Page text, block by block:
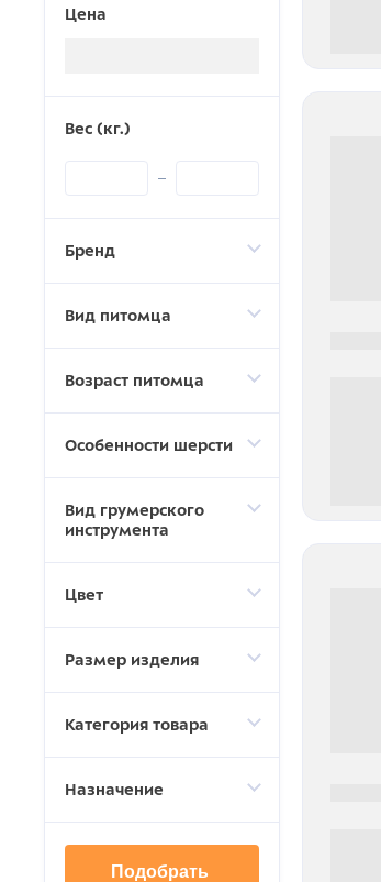
Цена
Вес (кг.)
Бренд
Вид питомца
Возраст питомца
Особенности шерсти
Вид грумерского
инструмента
Цвет
Размер изделия
Категория товара
Назначение
Подобрать